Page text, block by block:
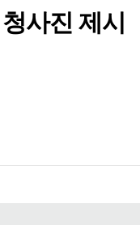
사진 제시